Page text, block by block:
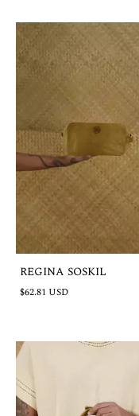
REGINA SOSKIL
$62.81 USD